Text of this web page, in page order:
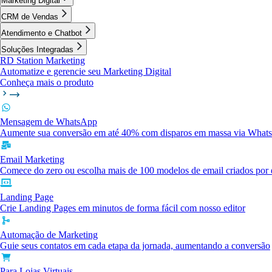
CRM de Vendas
Atendimento e Chatbot
Soluções Integradas
RD Station Marketing
Automatize e gerencie seu Marketing Digital
Conheça mais o produto
Mensagem de WhatsApp
Aumente sua conversão em até 40% com disparos em massa via
Email Marketing
Comece do zero ou escolha mais de 100 modelos de email criados por
Landing Page
Crie Landing Pages em minutos de forma fácil com nosso editor
Automação de Marketing
Guie seus contatos em cada etapa da jornada, aumentando a conversão